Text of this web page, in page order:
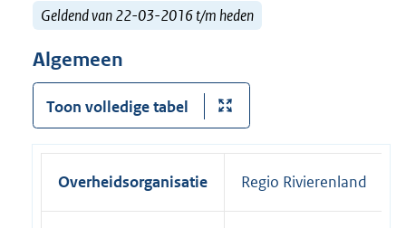
Geldend van 22-03-2016 t/m heden
Algemeen
Toon volledige tabel
Overheidsorganisatie Regio Rivierenland